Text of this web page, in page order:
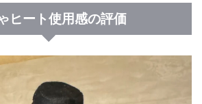
ヒート使用感の評価